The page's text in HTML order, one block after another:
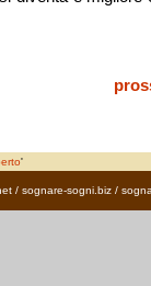
'
/ sognare-sogni.biz /